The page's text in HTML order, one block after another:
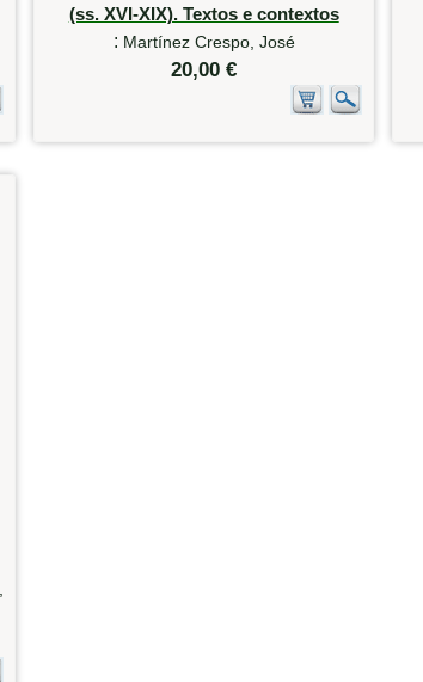
(ss. XVI-XIX). Textos e contextos
: Martínez Crespo, José
20,00 €